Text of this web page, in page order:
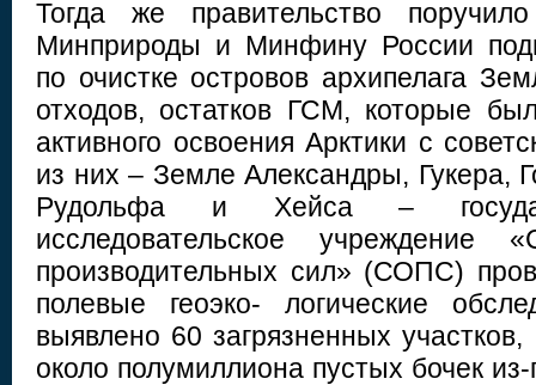
Тогда же правительство
Минприроды и Минфину России
по очистке островов архипелага
отходов, остатков ГСМ, которые
активного освоения Арктики с
из них – Земле Александры, Гукера,
Рудольфа и Хейса –
исследовательское учреждение
производительных сил» (СОПС)
полевые геоэко- логические
выявлено 60 загрязненных
около полумиллиона пустых бочек